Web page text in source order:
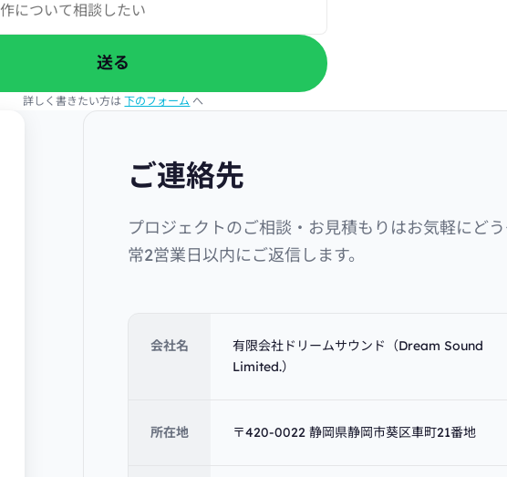
送る
詳しく書きたい方は下のフォーム へ
ご連絡先
プロジェクトのご相談・お見積もりはお気軽にど
常2営業日以内にご返信します。
会社名
有限会社ドリームサウンド（Dream Sound
Limited.）
所在地 〒420-0022 静岡県静岡市葵区車町21番地